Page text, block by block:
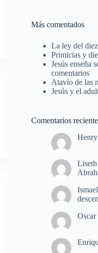
Más comentados
La ley del
Primicias y
Jesús enseña
comentarios
Atavío de las
Jesús y el
Comentarios
Henry
Liseth
Oscar